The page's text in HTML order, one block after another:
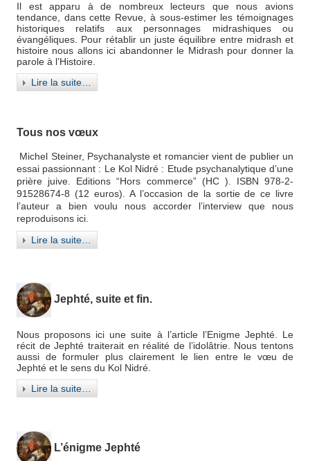
Il est apparu à de nombreux lecteurs que nous avions
tendance, dans cette Revue, à sous-estimer les témoignages
historiques relatifs aux personnages midrashiques ou
évangéliques. Pour rétablir un juste équilibre entre midrash et
histoire nous allons ici abandonner le Midrash pour donner la
parole à l’Histoire.
Lire la suite…
Tous nos vœux
Michel Steiner, Psychanalyste et romancier vient de publier un
essai passionnant : Le Kol Nidré : Etude psychanalytique d’une
prière juive. Editions “Hors commerce” (HC ). ISBN 978-2-
91528674-8 (12 euros).A l’occasion de la sortie de ce livre
l’auteur a bien voulu nous accorder l’interview que nous
reproduisons ici.
Lire la suite…
Jephté, suite et fin.
Nous proposons ici une suite à l’article l’Enigme Jephté. Le
récit de Jephté traiterait en réalité de l’idolâtrie. Nous tentons
aussi de formuler plus clairement le lien entre le vœu de
Jephté et le sens du Kol Nidré.
Lire la suite…
L’énigme Jephté